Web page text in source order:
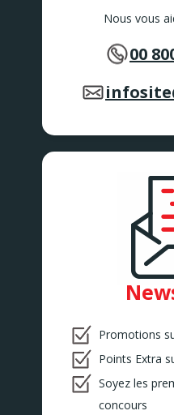
Nous vous
00
Promotions
Points Extra
Soyez les
concours